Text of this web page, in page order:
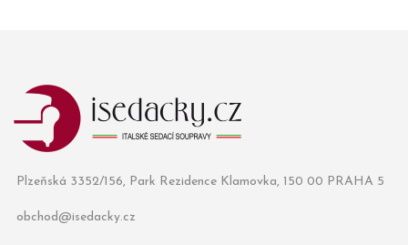
Plzeňská 3352/156, Park Rezidence Klamovka, 150 00 PRAHA 5
obchod@isedacky.cz